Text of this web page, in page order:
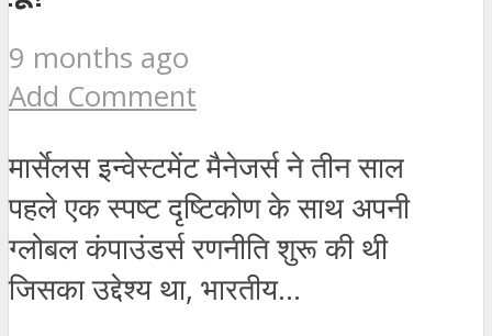
9 months ago
Add Comment
मार्सेलस इन्वेस्टमेंट मैनेजर्स ने तीन साल
पहले एक स्पष्ट दृष्टिकोण के साथ अपनी
ग्लोबल कंपाउंडर्स रणनीति शुरू की थी
जिसका उद्देश्य था, भारतीय...